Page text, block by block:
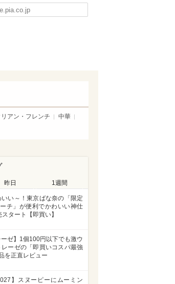
アン・フレンチ
中華
昨日 1週間
いい～！東京ばな奈の「限定
チ」が便利でかわいい神仕
タート【即買い】
ーゼ】1個100円以下でも激ウ
レーゼの「即買いコスパ最強
を正直レビュー
】スヌーピーにムーミン